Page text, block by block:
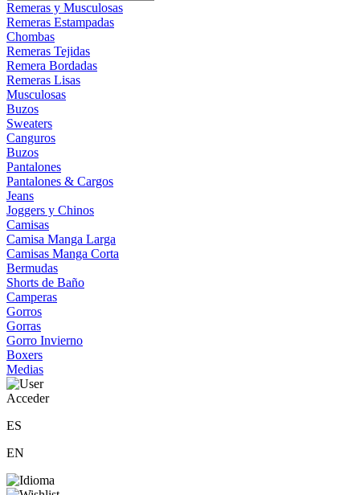
Remeras y Musculosas
Remeras Estampadas
Chombas
Remeras Tejidas
Remera Bordadas
Remeras Lisas
Musculosas
Buzos
Sweaters
Canguros
Buzos
Pantalones
Pantalones & Cargos
Jeans
Joggers y Chinos
Camisas
Camisa Manga Larga
Camisas Manga Corta
Bermudas
Shorts de Baño
Camperas
Gorros
Gorras
Gorro Invierno
Boxers
Medias
Acceder
ES
EN